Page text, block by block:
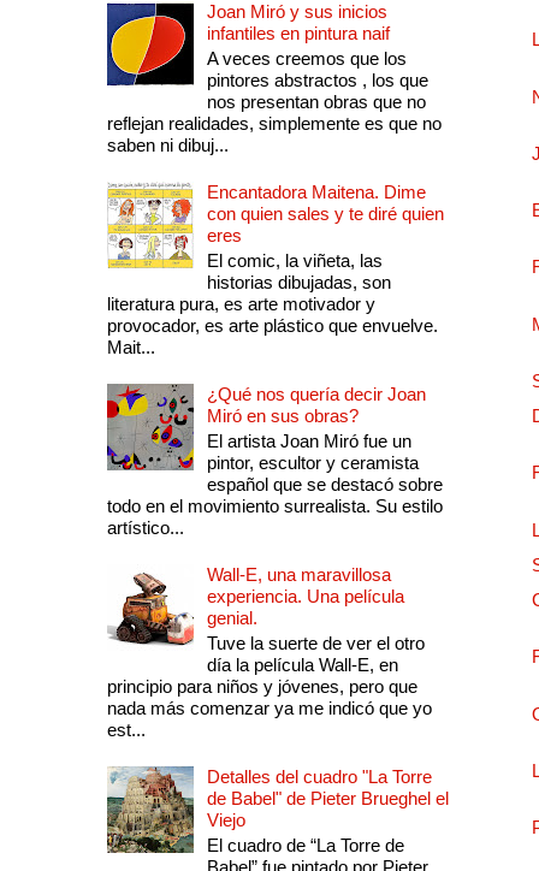
Joan Miró y sus inicios
infantiles en pintura naif
A veces creemos que los
pintores abstractos , los que
nos presentan obras que no
reflejan realidades, simplemente es que no
saben ni dibuj...
Encantadora Maitena. Dime
con quien sales y te diré quien
eres
El comic, la viñeta, las
historias dibujadas, son
literatura pura, es arte motivador y
provocador, es arte plástico que envuelve.
Mait...
¿Qué nos quería decir Joan
Miró en sus obras?
El artista Joan Miró fue un
pintor, escultor y ceramista
español que se destacó sobre
todo en el movimiento surrealista. Su estilo
artístico...
Wall-E, una maravillosa
experiencia. Una película
genial.
Tuve la suerte de ver el otro
día la película Wall-E, en
principio para niños y jóvenes, pero que
nada más comenzar ya me indicó que yo
est...
Detalles del cuadro "La Torre
de Babel" de Pieter Brueghel el
Viejo
El cuadro de “La Torre de